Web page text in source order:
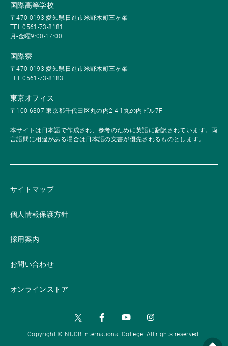
国際高等学校
〒470-0193 愛知県日進市米野木町三ヶ峯
TEL 0561-73-8181
月-金曜9:00-17:00
国際寮
〒470-0193 愛知県日進市米野木町三ヶ峯
TEL 0561-73-8183
東京オフィス
〒100-6307 東京都千代田区丸の内2-4-1丸の内ビル7F
本サイトは日本語で作成され、参考のために英語に翻訳されています。両
言語間に相違がある場合は日本語の文書が優先されるものとします。
サイトマップ
個人情報保護方針
採用案内
お問い合わせ
オンラインストア
Copyright © NUCB International College. All rights reserved.